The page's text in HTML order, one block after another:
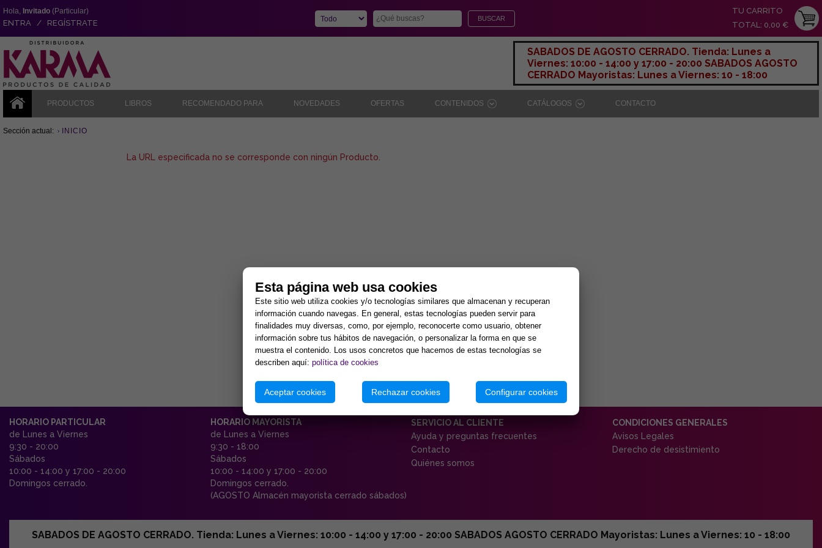
Hola, Invitado (Particular)
ENTRA / REGÍSTRATE
TU CARRITO
TOTAL: 0,00 €
SABADOS DE AGOSTO CERRADO. Tienda: Lunes a
Viernes: 10:00 - 14:00 y 17:00 - 20:00 SABADOS AGOSTO
CERRADO Mayoristas: Lunes a Viernes: 10 - 18:00
PRODUCTOS LIBROS RECOMENDADO PARA NOVEDADES OFERTAS CONTENIDOS CATÁLOGOS CONTACTO
Sección actual: INICIO
La URL especificada no se corresponde con ningún Producto.
HORARIO PARTICULAR
de Lunes a Viernes
9:30 - 20:00
Sábados
10:00 - 14:00 y 17:00 - 20:00
Domingos cerrado.
HORARIO MAYORISTA
de Lunes a Viernes
9:30 - 18:00
Sábados
10:00 - 14:00 y 17:00 - 20:00
Domingos cerrado.
(AGOSTO Almacén mayorista cerrado sábados)
SERVICIO AL CLIENTE
Ayuda y preguntas frecuentes
Contacto
Quiénes somos
CONDICIONES GENERALES
Avisos Legales
Derecho de desistimiento
SABADOS DE AGOSTO CERRADO. Tienda: Lunes a Viernes: 10:00 - 14:00 y 17:00 - 20:00 SABADOS AGOSTO CERRADO Mayoristas: Lunes a Viernes: 10 - 18:00
Esta página web usa cookies
Este sitio web utiliza cookies y/o tecnologías similares que almacenan y recuperan
información cuando navegas. En general, estas tecnologías pueden servir para
finalidades muy diversas, como, por ejemplo, reconocerte como usuario, obtener
información sobre tus hábitos de navegación, o personalizar la forma en que se
muestra el contenido. Los usos concretos que hacemos de estas tecnologías se
describen aquí: política de cookies
Aceptar cookies Rechazar cookies Configurar cookies